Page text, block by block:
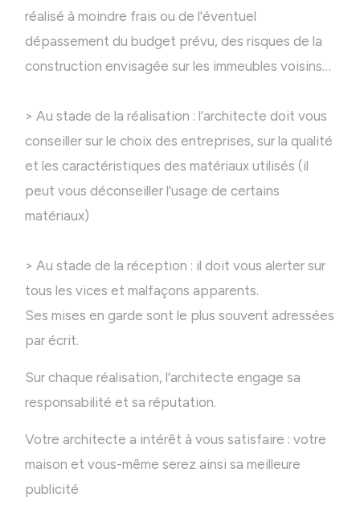
réalisé à moindre frais ou de l'éventuel
dépassement du budget prévu, des risques de la
construction envisagée sur les immeubles voisins…
> Au stade de la réalisation : l’architecte doit vous
conseiller sur le choix des entreprises, sur la qualité
et les caractéristiques des matériaux utilisés (il
peut vous déconseiller l’usage de certains
matériaux)
> Au stade de la réception : il doit vous alerter sur
tous les vices et malfaçons apparents.
Ses mises en garde sont le plus souvent adressées
par écrit.
Sur chaque réalisation, l’architecte engage sa
responsabilité et sa réputation.
Votre architecte a intérêt à vous satisfaire : votre
maison et vous-même serez ainsi sa meilleure
publicité